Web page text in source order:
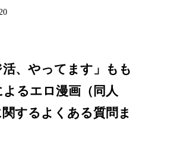
活、やってます」もも
よるエロ漫画（同人
するよくある質問ま